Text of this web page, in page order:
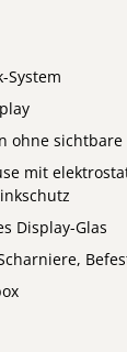
System
ohne
mit
Display-Glas